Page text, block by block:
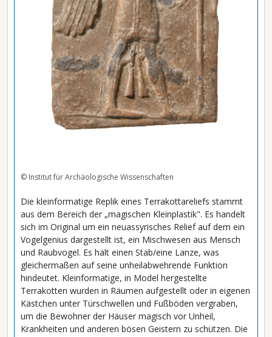
© Institut für Archäologische Wissenschaften
Die kleinformatige Replik eines Terrakottareliefs stammt
aus dem Bereich der „magischen Kleinplastik". Es handelt
sich im Original um ein neuassyrisches Relief auf dem ein
Vogelgenius dargestellt ist, ein Mischwesen aus Mensch
und Raubvogel. Es hält einen Stab/eine Lanze, was
gleichermaßen auf seine unheilabwehrende Funktion
hindeutet. Kleinformatige, in Model hergestellte
Terrakotten wurden in Räumen aufgestellt oder in eigenen
Kästchen unter Türschwellen und Fußböden vergraben,
um die Bewohner der Häuser magisch vor Unheil,
Krankheiten und anderen bösen Geistern zu schützen. Die